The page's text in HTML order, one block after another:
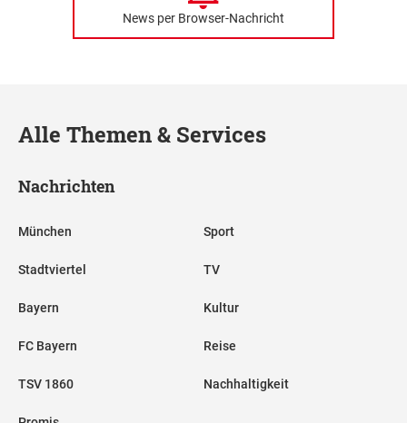
News per Browser-Nachricht
Alle Themen & Services
Nachrichten
München
Stadtviertel
Bayern
FC Bayern
TSV 1860
Sport
TV
Kultur
Reise
Nachhaltigkeit